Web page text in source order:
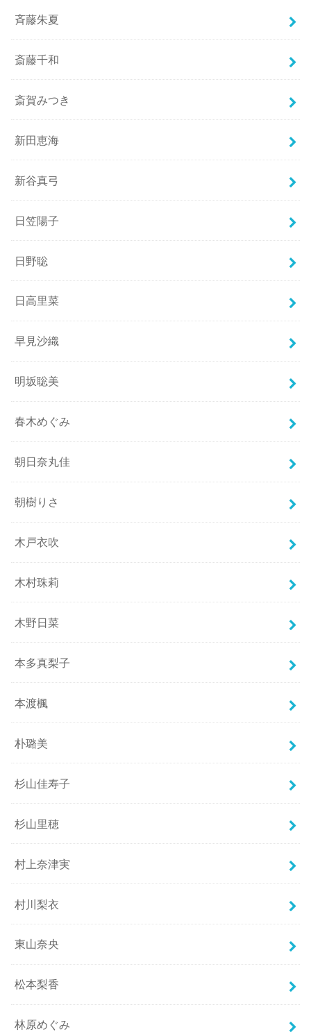
斉藤朱夏
斎藤千和
斎賀みつき
新田恵海
新谷真弓
日笠陽子
日野聡
日高里菜
早見沙織
明坂聡美
春木めぐみ
朝日奈丸佳
朝樹りさ
木戸衣吹
木村珠莉
木野日菜
本多真梨子
本渡楓
朴璐美
杉山佳寿子
杉山里穂
村上奈津実
村川梨衣
東山奈央
松本梨香
林原めぐみ